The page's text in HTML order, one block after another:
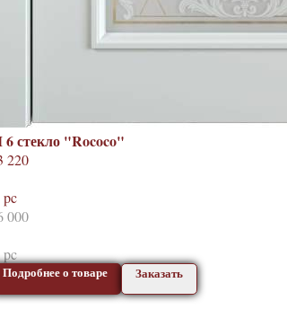
6 стекло "Rococo"
220
pc
000
pc
Подробнее о товаре Заказать